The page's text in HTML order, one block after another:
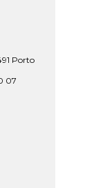
Porto
07